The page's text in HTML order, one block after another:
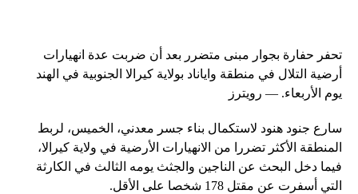
تحفر حفارة بجوار مبنى متضرر بعد أن ضربت عدة انهيارات
أرضية التلال في منطقة واياناد بولاية كيرالا الجنوبية في الهند
يوم الأربعاء. — رويترز
سارع جنود هنود لاستكمال بناء جسر معدني، الخميس، لربط
المنطقة الأكثر تضررا من الانهيارات الأرضية في ولاية كيرالا،
فيما دخل البحث عن الناجين والجثث يومه الثالث في الكارثة
التي أسفرت عن مقتل 178 شخصا على الأقل.